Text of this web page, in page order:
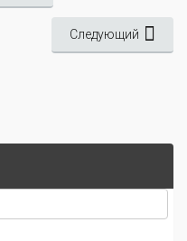
Следующий